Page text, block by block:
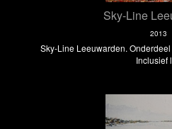
Sky-Line
2013
Sky-Line Leeuwarden.
Inclusief